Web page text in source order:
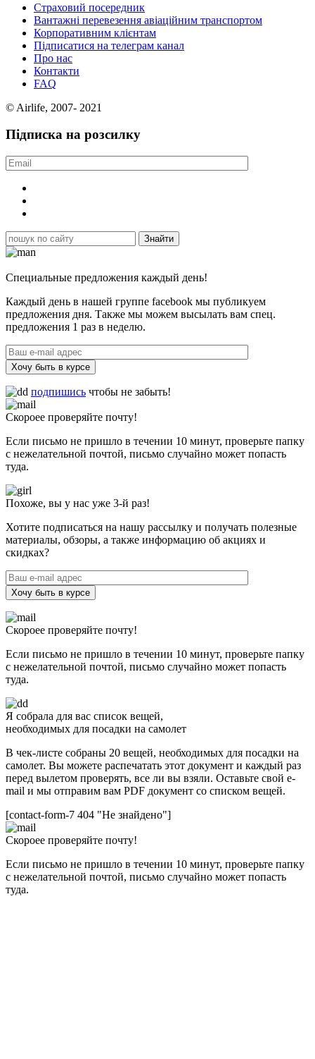
Страховий посередник
Вантажні перевезення авіаційним транспортом
Корпоративним клієнтам
Підписатися на телеграм канал
Про нас
Контакти
FAQ
© Airlife, 2007- 2021
Підписка на розсилку
Специальные предложения каждый день!
Каждый день в нашей группе facebook мы публикуем
предложения дня. Также мы можем высылать вам спец.
предложения 1 раз в неделю.
Хочу быть в курсе
подпишись чтобы не забыть!
Скороее проверяйте почту!
Если письмо не пришло в течении 10 минут, проверьте папку
с нежелательной почтой, письмо случайно может попасть
туда.
Похоже, вы у нас уже 3-й раз!
Хотите подписаться на нашу рассылку и получать полезные
материалы, обзоры, а также информацию об акциях и
скидках?
Хочу быть в курсе
Скороее проверяйте почту!
Если письмо не пришло в течении 10 минут, проверьте папку
с нежелательной почтой, письмо случайно может попасть
туда.
Я собрала для вас список вещей,
необходимых для посадки на самолет
В чек-листе собраны 20 вещей, необходимых для посадки на
самолет. Вы можете распечатать этот документ и каждый раз
перед вылетом проверять, все ли вы взяли. Оставьте свой e-
mail и мы отправим вам PDF документ со списком вещей.
[contact-form-7 404 "Не знайдено"]
Скороее проверяйте почту!
Если письмо не пришло в течении 10 минут, проверьте папку
с нежелательной почтой, письмо случайно может попасть
туда.